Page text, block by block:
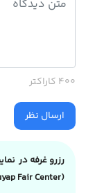
400 کاراکتر
ارسال نظر
رزرو غرفه در
(Tuyap Fair Center)